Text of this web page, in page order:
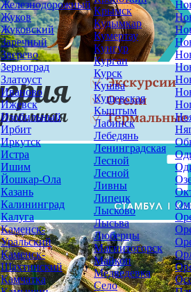
Железнодорожный
Жуков
Жуковский
Заречный
Зверево
Зерноград
Златоуст
Иваново
Ижевск
Изобильный
Ирбит
Иркутск
Истра
Ишим
Йошкар-Ола
Казань
Калининград
Калуга
Каменск-
Уральский
Каменск-
Шахтинский
Камчатка
Крымск
Кудымкар
Кумертау
Кунгур
Курган
Курск
Кушва
Кущевская
Кыштым
Лабинск
Лебедянь
Ленинградская
Лесной
Лесной
Ливны
Липецк
Лысково
Лысьва
Люберцы
Магнитогорск
Майкоп
Медведевка
Село